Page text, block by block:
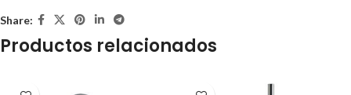
Share:
Productos relacionados